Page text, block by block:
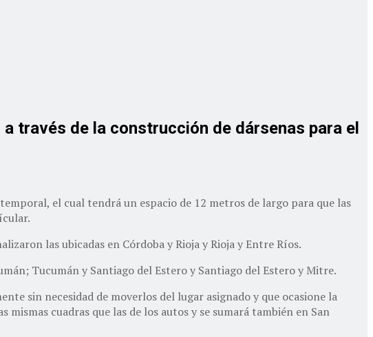
través de la construcción de dársenas para el
el cual tendrá un espacio de 12 metros de largo para que las
las ubicadas en Córdoba y Rioja y Rioja y Entre Ríos.
Tucumán y Santiago del Estero y Santiago del Estero y Mitre.
sin necesidad de moverlos del lugar asignado y que ocasione la
cuadras que las de los autos y se sumará también en San